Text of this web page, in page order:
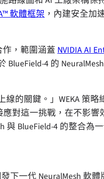
軟體框架 ，內建安全加
作，範圍涵蓋 NVIDIA AI
4 的
線的關鍵。」WEKA 策略
應對這一挑戰，在不影
與 BlueField-4 的整合
發下一代 NeuralMesh